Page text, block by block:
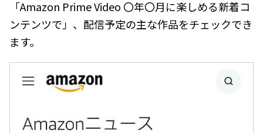
「Amazon Prime Video 〇年〇月に楽しめる新着コ
ンテンツで」、配信予定の主な作品をチェックでき
ます。